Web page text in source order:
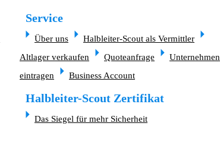
Service
Über uns
Halbleiter-Scout als Vermittler
Altlager verkaufen
Quoteanfrage
Unternehmen
eintragen
Business Account
Halbleiter-Scout Zertifikat
Das Siegel für mehr Sicherheit